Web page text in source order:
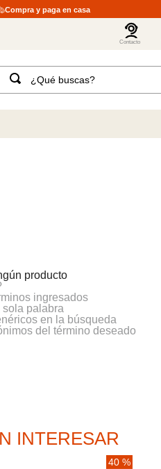
Compra y paga en casa
Contacto
¿Qué buscas?
producto
ingresados
sola palabra
en la búsqueda
del término deseado
INTERESAR
40 %